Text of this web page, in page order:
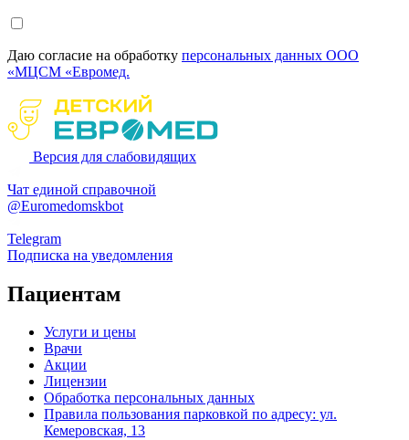
Даю согласие на обработку персональных данных ООО
«МЦСМ «Евромед.
Версия для слабовидящих
Чат единой справочной
@Euromedomskbot
Telegram
Подписка на уведомления
Пациентам
Услуги и цены
Врачи
Акции
Лицензии
Обработка персональных данных
Правила пользования парковкой по адресу: ул.
Кемеровская, 13